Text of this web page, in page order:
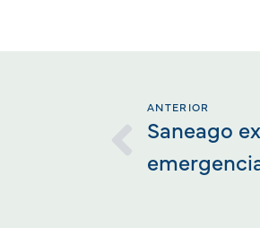
ANTERIOR
Saneago